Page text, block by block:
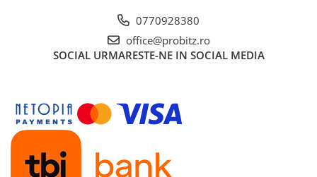
Statii GRAFICE NOI
Imprimante&Consumabile
Tonere
Accesorii Printing
Cartuse cerneala
0770928380
office@probitz.ro
SOCIAL URMARESTE-NE IN SOCIAL MEDIA